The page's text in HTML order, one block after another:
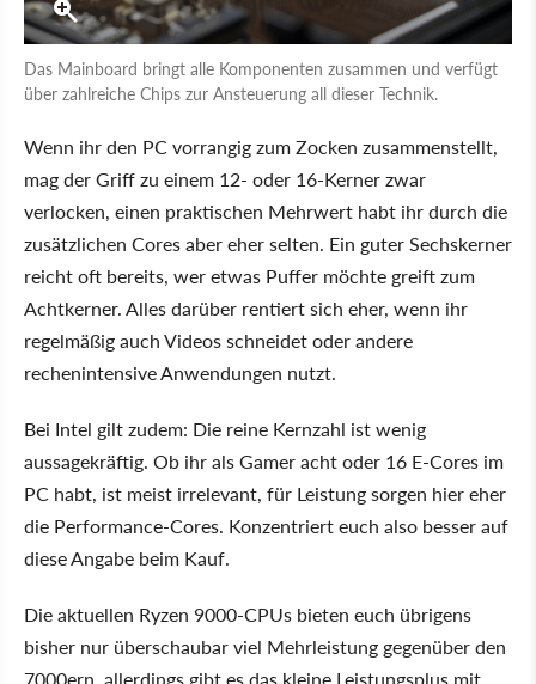
Das Mainboard bringt alle Komponenten zusammen und verfügt
über zahlreiche Chips zur Ansteuerung all dieser Technik.
Wenn ihr den PC vorrangig zum Zocken zusammenstellt,
mag der Griff zu einem 12- oder 16-Kerner zwar
verlocken, einen praktischen Mehrwert habt ihr durch die
zusätzlichen Cores aber eher selten. Ein guter Sechskerner
reicht oft bereits, wer etwas Puffer möchte greift zum
Achtkerner. Alles darüber rentiert sich eher, wenn ihr
regelmäßig auch Videos schneidet oder andere
rechenintensive Anwendungen nutzt.
Bei Intel gilt zudem: Die reine Kernzahl ist wenig
aussagekräftig. Ob ihr als Gamer acht oder 16 E-Cores im
PC habt, ist meist irrelevant, für Leistung sorgen hier eher
die Performance-Cores. Konzentriert euch also besser auf
diese Angabe beim Kauf.
Die aktuellen Ryzen 9000-CPUs bieten euch übrigens
bisher nur überschaubar viel Mehrleistung gegenüber den
7000ern, allerdings gibt es das kleine Leistungsplus mit